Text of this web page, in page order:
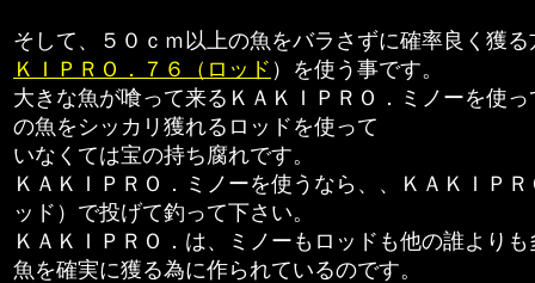
そして、５０ｃｍ以上の魚をバラさずに確率良く獲る
ＫＩＰＲＯ．７６（ロッド ）を使う事です。
大きな魚が喰って来るＫＡＫＩＰＲＯ．ミノーを使
の魚をシッカリ獲れるロッドを使って
いなくては宝の持ち腐れです。
ＫＡＫＩＰＲＯ．ミノーを使うなら、、ＫＡＫＩＰ
ッド）で投げて釣って下さい。
ＫＡＫＩＰＲＯ．は、ミノーもロッドも他の誰より
魚を確実に獲る為に作られているのです。